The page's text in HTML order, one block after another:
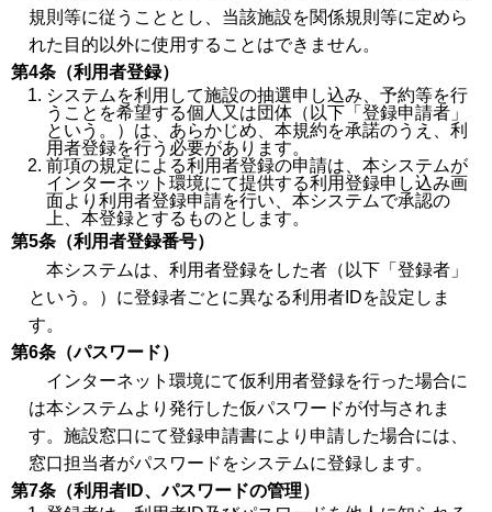
規則等に従うこととし、当該施設を関係規則等に定めら
れた目的以外に使用することはできません。
第4条（利用者登録）
システムを利用して施設の抽選申し込み、予約等を行
うことを希望する個人又は団体（以下「登録申請者」
という。）は、あらかじめ、本規約を承諾のうえ、利
用者登録を行う必要があります。
前項の規定による利用者登録の申請は、本システムが
インターネット環境にて提供する利用登録申し込み画
面より利用者登録申請を行い、本システムで承認の
上、本登録とするものとします。
第5条（利用者登録番号）
本システムは、利用者登録をした者（以下「登録者」
という。）に登録者ごとに異なる利用者IDを設定しま
す。
第6条（パスワード）
インターネット環境にて仮利用者登録を行った場合に
は本システムより発行した仮パスワードが付与されま
す。施設窓口にて登録申請書により申請した場合には、
窓口担当者がパスワードをシステムに登録します。
第7条（利用者ID、パスワードの管理）